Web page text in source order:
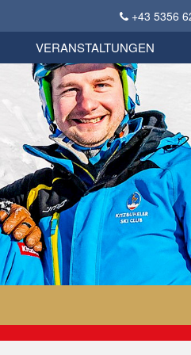
+43 5356
KSC Sportgeschichte
Bekleidungsshop
VERANSTALTUNGEN